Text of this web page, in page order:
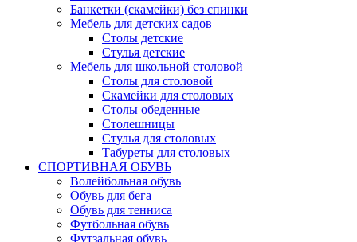
Банкетки (скамейки) без спинки
Мебель для детских садов
Столы детские
Стулья детские
Мебель для школьной столовой
Столы для столовой
Скамейки для столовых
Столы обеденные
Столешницы
Стулья для столовых
Табуреты для столовых
СПОРТИВНАЯ ОБУВЬ
Волейбольная обувь
Обувь для бега
Обувь для тенниса
Футбольная обувь
Футзальная обувь